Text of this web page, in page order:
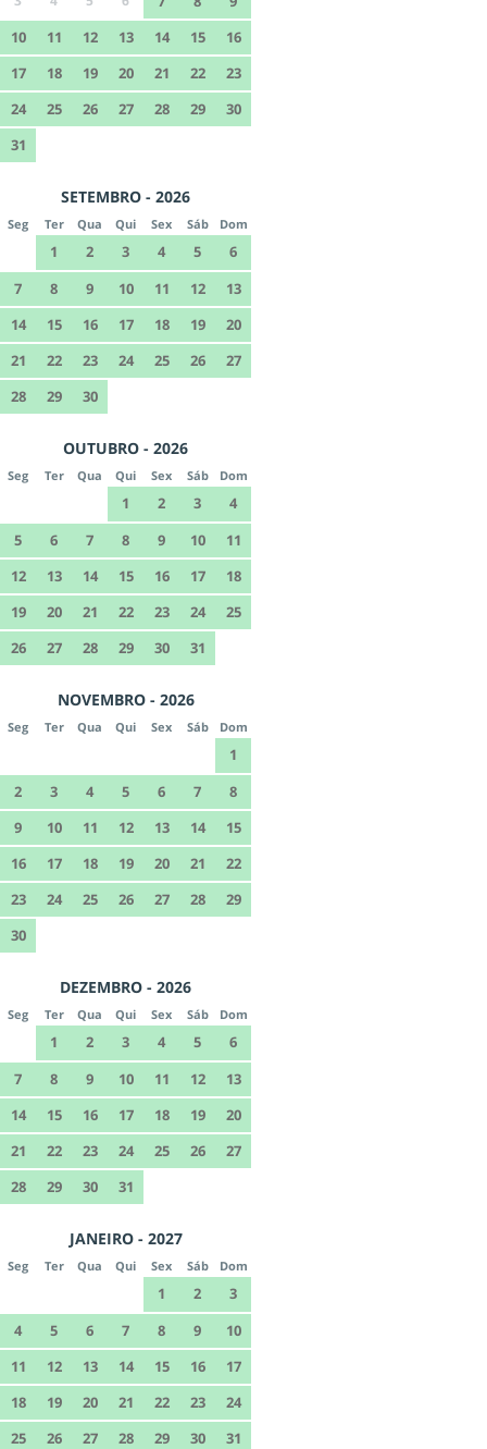
10
11 12 13 14 15
16
17
18 19 20 21 22
23
24
25 26 27 28 29
30
31
SETEMBRO - 2026
Seg Ter Qua Qui Sex Sáb Dom
1 2 3 4 5
6
7
8 9 10 11 12
13
14
15 16 17 18 19
20
21
22 23 24 25 26
27
28
29 30
OUTUBRO - 2026
Seg Ter Qua Qui Sex Sáb Dom
1 2 3
4
5
6 7 8 9 10
11
12
13 14 15 16 17
18
19
20 21 22 23 24
25
26
27 28 29 30 31
NOVEMBRO - 2026
Seg Ter Qua Qui Sex Sáb Dom
1
2
3 4 5 6 7
8
9
10 11 12 13 14
15
16
17 18 19 20 21
22
23
24 25 26 27 28
29
30
DEZEMBRO - 2026
Seg Ter Qua Qui Sex Sáb Dom
1 2 3 4 5
6
7
8 9 10 11 12
13
14
15 16 17 18 19
20
21
22 23 24 25 26
27
28
29 30 31
JANEIRO - 2027
Seg Ter Qua Qui Sex Sáb Dom
1 2
3
4
5 6 7 8 9
10
11
12 13 14 15 16
17
18
19 20 21 22 23
24
25
26 27 28 29 30 31